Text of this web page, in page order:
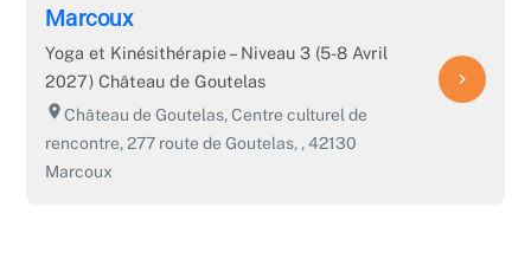
Marcoux
Yoga et Kinésithérapie – Niveau 3 (5-8 Avril
2027) Château de Goutelas
roomChâteau de Goutelas, Centre culturel de
rencontre, 277 route de Goutelas, , 42130
Marcoux
navigate_next